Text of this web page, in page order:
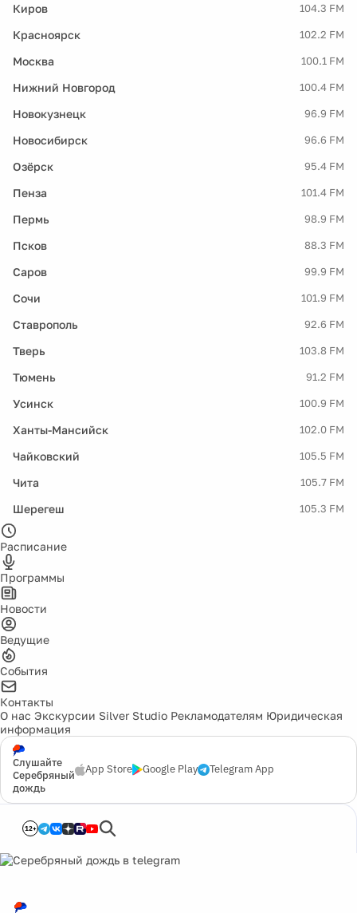
Киров 104.3 FM
Красноярск 102.2 FM
Москва 100.1 FM
Нижний Новгород 100.4 FM
Новокузнецк 96.9 FM
Новосибирск 96.6 FM
Озёрск 95.4 FM
Пенза 101.4 FM
Пермь 98.9 FM
Псков 88.3 FM
Саров 99.9 FM
Сочи 101.9 FM
Ставрополь 92.6 FM
Тверь 103.8 FM
Тюмень 91.2 FM
Усинск 100.9 FM
Ханты-Мансийск 102.0 FM
Чайковский 105.5 FM
Чита 105.7 FM
Шерегеш 105.3 FM
Расписание
Программы
Новости
Ведущие
События
Контакты
О нас Экскурсии Silver Studio Рекламодателям Юридическая
информация
Слушайте
Серебряный
дождь
App Store Google Play Telegram App
12+